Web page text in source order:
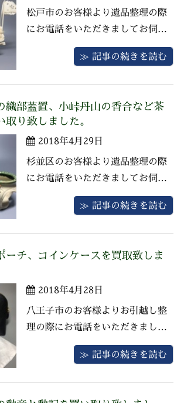
ただき、お客様にご満足いただけ
...
松戸市のお客様より遺品整理の際
にお電話をいただきましてお伺い
させていただきました。 お品物は
本象牙の置物、Nikonのカメラ、
たが買取強化しているお品物です
ので精一杯の査定をさせていただ
き、お客様にご満足いただける ...
≫ 記事の続きを読む
織部蓋置、小峠丹山の香合など茶
り致しました。
2018年4月29日
杉並区のお客様より遺品整理の際
にお電話をいただきましてお伺い
させていただきました。 お品物は
茶道具一式、掛軸、リヤドロのフ
た。 茶道具は加藤芳右衛門織部蓋
碗、水指、建水、仕込、風呂先屏
風な ...
≫ 記事の続きを読む
ーチ、コインケースを買取致しま
2018年4月28日
八王子市のお客様よりお引越し整
理の際にお電話をいただきまして
お伺いさせていただきました。 お
品物はプラダの化粧ポーチにコイ
≫ 記事の続きを読む